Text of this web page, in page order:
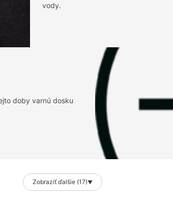
vody.
doby varnú dosku
Zobraziť ďalšie (17)▼